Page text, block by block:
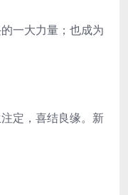
一大力量；也成为
定，喜结良缘。新